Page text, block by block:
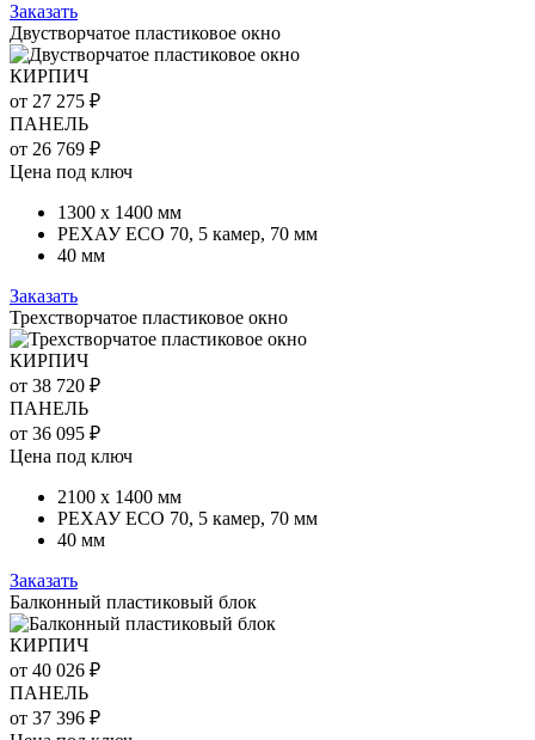
Заказать
Двустворчатое пластиковое окно
КИРПИЧ
от 27 275 ₽
ПАНЕЛЬ
от 26 769 ₽
Цена под ключ
1300 х 1400 мм
РЕХАУ ECO 70, 5 камер, 70 мм
40 мм
Заказать
Трехстворчатое пластиковое окно
КИРПИЧ
от 38 720 ₽
ПАНЕЛЬ
от 36 095 ₽
Цена под ключ
2100 х 1400 мм
РЕХАУ ECO 70, 5 камер, 70 мм
40 мм
Заказать
Балконный пластиковый блок
КИРПИЧ
от 40 026 ₽
ПАНЕЛЬ
от 37 396 ₽